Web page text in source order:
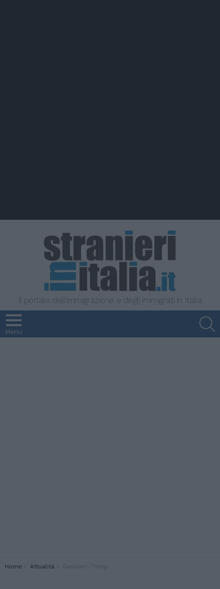
Il portale dell'immigrazione e degli immigrati in Italia
Menu
You are here:
Home Attualità Gasparri: “Stop a nuove regolarizzazioni”. Ma Bondi apre